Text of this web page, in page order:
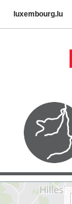
luxembourg.lu